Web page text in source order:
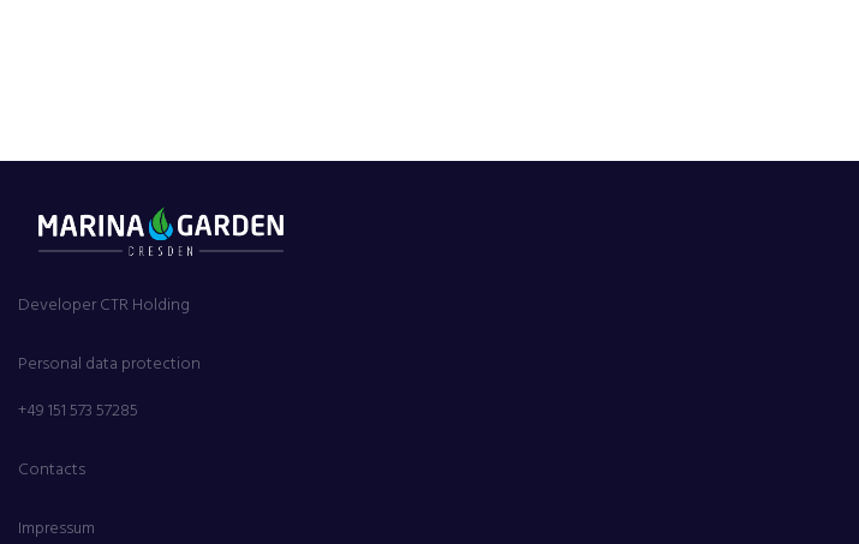
Developer CTR Holding
Personal data protection
+49 151 573 57285
Contacts
Impressum